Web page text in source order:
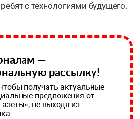
с технологиями будущего.
—
рассылку!
получать актуальные
предложения от
не выходя из